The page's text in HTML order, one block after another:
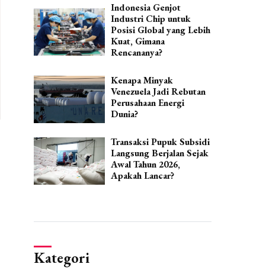
Indonesia Genjot
Industri Chip untuk
Posisi Global yang Lebih
Kuat, Gimana
Rencananya?
Kenapa Minyak
Venezuela Jadi Rebutan
Perusahaan Energi
Dunia?
Transaksi Pupuk Subsidi
Langsung Berjalan Sejak
Awal Tahun 2026,
Apakah Lancar?
Kategori